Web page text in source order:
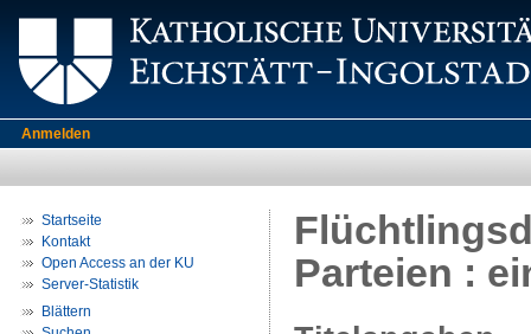
Anmelden
Startseite
Kontakt
Open Access an der KU
Server-Statistik
Blättern
Parteien :